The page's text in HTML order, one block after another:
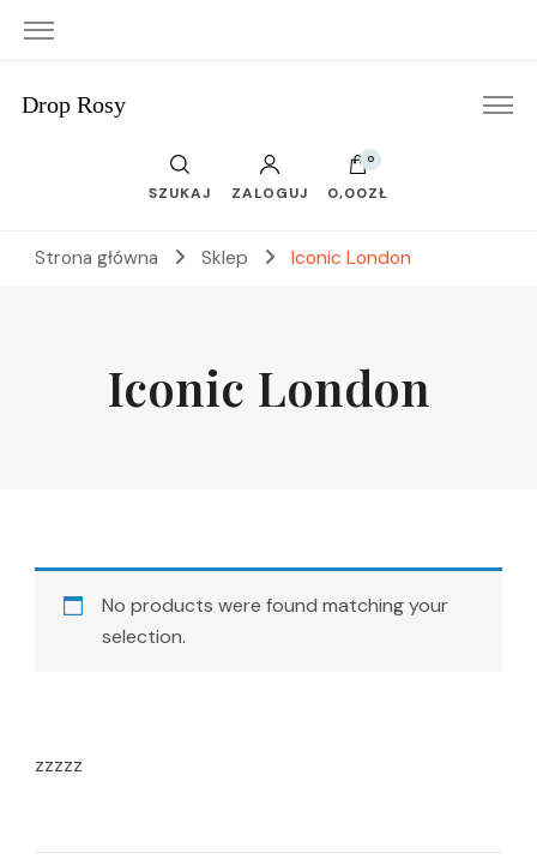
Drop Rosy
SZUKAJ ZALOGUJ
0
0,00ZŁ
Strona główna Sklep Iconic London
Iconic London
No products were found matching your
selection.
zzzzz